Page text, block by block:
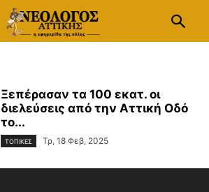
Ξεπέρασαν τα 100 εκατ. οι
διελεύσεις από την Αττική Οδό
το...
ΤΟΠΙΚΕΣ Τρ, 18 Φεβ, 2025